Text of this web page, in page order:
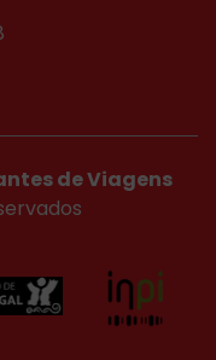
de Viagens